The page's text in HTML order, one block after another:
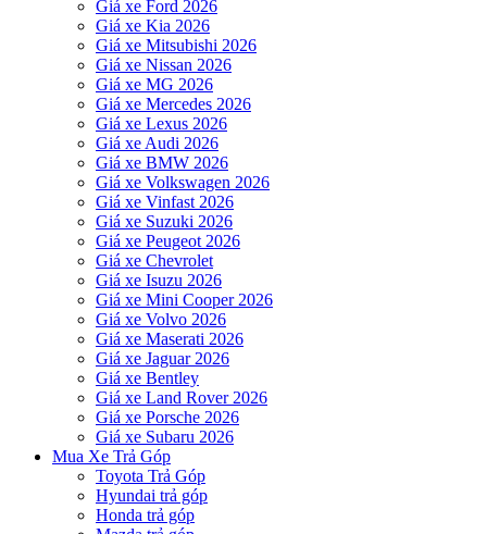
Giá xe Ford 2026
Giá xe Kia 2026
Giá xe Mitsubishi 2026
Giá xe Nissan 2026
Giá xe MG 2026
Giá xe Mercedes 2026
Giá xe Lexus 2026
Giá xe Audi 2026
Giá xe BMW 2026
Giá xe Volkswagen 2026
Giá xe Vinfast 2026
Giá xe Suzuki 2026
Giá xe Peugeot 2026
Giá xe Chevrolet
Giá xe Isuzu 2026
Giá xe Mini Cooper 2026
Giá xe Volvo 2026
Giá xe Maserati 2026
Giá xe Jaguar 2026
Giá xe Bentley
Giá xe Land Rover 2026
Giá xe Porsche 2026
Giá xe Subaru 2026
Mua Xe Trả Góp
Toyota Trả Góp
Hyundai trả góp
Honda trả góp